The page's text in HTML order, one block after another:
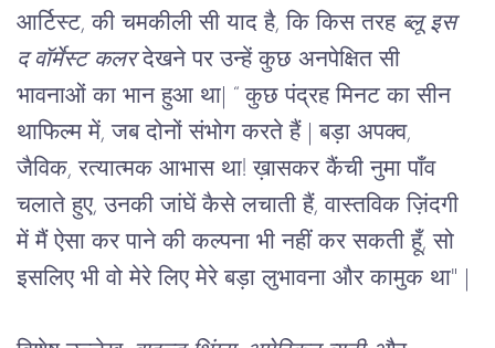
आर्टिस्ट, की चमकीली सी याद है, कि किस तरह ब्लू इस
द वॉर्मेस्ट कलर देखने पर उन्हें कुछ अनपेक्षित सी
भावनाओं का भान हुआ था “ कुछ पंद्रह मिनट का सीन
थाफिल्म में, जब दोनों संभोग करते हैं
बड़ा अपक्व,
जैविक, रत्यात्मक आभास था! ख़ासकर कैंची नुमा पाँव
चलाते हुए, उनकी जांघें कैसे लचाती हैं, वास्तविक ज़िंदगी
में मैं ऐसा कर पाने की कल्पना भी नहीं कर सकती हूँ, सो
इसलिए भी वो मेरे लिए मेरे बड़ा लुभावना और कामुक था"